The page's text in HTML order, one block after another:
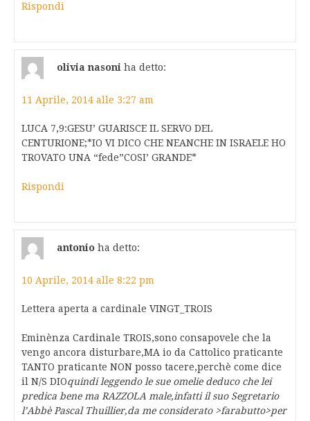
Rispondi
olivia nasoni ha detto:
11 Aprile, 2014 alle 3:27 am
LUCA 7,9:GESU’ GUARISCE IL SERVO DEL
CENTURIONE;*IO VI DICO CHE NEANCHE IN ISRAELE HO
TROVATO UNA “fede”COSI’ GRANDE*
Rispondi
antonio ha detto:
10 Aprile, 2014 alle 8:22 pm
Lettera aperta a cardinale VINGT_TROIS
Eminènza Cardinale TROIS,sono consapovele che la
vengo ancora disturbare,MA io da Cattolico praticante
TANTO praticante NON posso tacere,perchè come dice
il N/S DIOquindi leggendo le sue omelie deduco che lei
predica bene ma RAZZOLA male,infatti il suo Segretario
l’Abbè Pascal Thuillier,da me considerato >farabutto>per